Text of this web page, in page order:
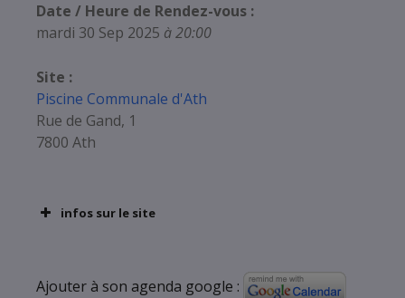
Date / Heure de Rendez-vous :
mardi 30 Sep 2025 à 20:00
Site :
Piscine Communale d'Ath
Rue de Gand, 1
7800 Ath
infos sur le site
Ajouter à son agenda google :